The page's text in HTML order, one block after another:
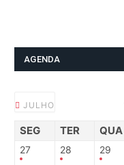
AGENDA
JULHO
SEG TER QUA
27 28 29